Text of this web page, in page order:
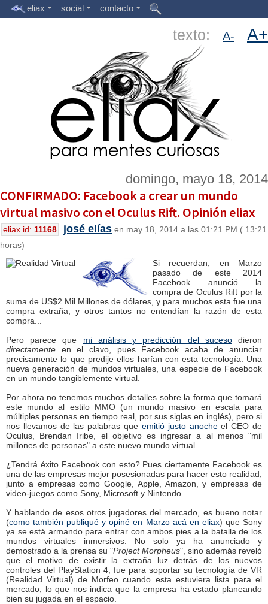
eliax social contacto
texto: A- A+
domingo, mayo 18, 2014
CONFIRMADO: Facebook a crear un mundo
virtual masivo con el Oculus Rift. Opinión eliax
eliax id: 11168 josé elías en may 18, 2014 a las 01:21 PM ( 13:21
horas)
Si recuerdan, en Marzo
pasado de este 2014
Facebook anunció la
compra de Oculus Rift por la
suma de US$2 Mil Millones de dólares, y para muchos esta fue una
compra extraña, y otros tantos no entendían la razón de esta
compra...
Pero parece que mi análisis y predicción del sucesodieron
directamente en el clavo, pues Facebook acaba de anunciar
precisamente lo que predije ellos harían con esta tecnología: Una
nueva generación de mundos virtuales, una especie de Facebook
en un mundo tangiblemente virtual.
Por ahora no tenemos muchos detalles sobre la forma que tomará
este mundo al estilo MMO (un mundo masivo en escala para
múltiples personas en tiempo real, por sus siglas en inglés), pero si
nos llevamos de las palabras que emitió justo anocheel CEO de
Oculus, Brendan Iribe, el objetivo es ingresar a al menos "mil
millones de personas" a este nuevo mundo virtual.
¿Tendrá éxito Facebook con esto? Pues ciertamente Facebook es
una de las empresas mejor posesionadas para hacer esto realidad,
junto a empresas como Google, Apple, Amazon, y empresas de
video-juegos como Sony, Microsoft y Nintendo.
Y hablando de esos otros jugadores del mercado, es bueno notar
(como también publiqué y opiné en Marzo acá en eliax) que Sony
ya se está armando para entrar con ambos pies a la batalla de los
mundos virtuales inmersivos. No solo ya ha anunciado y
demostrado a la prensa su "Project Morpheus", sino además reveló
que el motivo de existir la extraña luz detrás de los nuevos
controles del PlayStation 4, fue para soportar su tecnología de VR
(Realidad Virtual) de Morfeo cuando esta estuviera lista para el
mercado, lo que nos indica que la empresa ha estado planeando
bien su jugada en el espacio.